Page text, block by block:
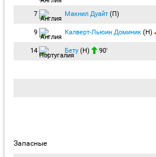
7 Макнил Дуайт (П)
9 Калверт-Льюин Доминик (Н)
14 Бету (Н) 90′
Запасные